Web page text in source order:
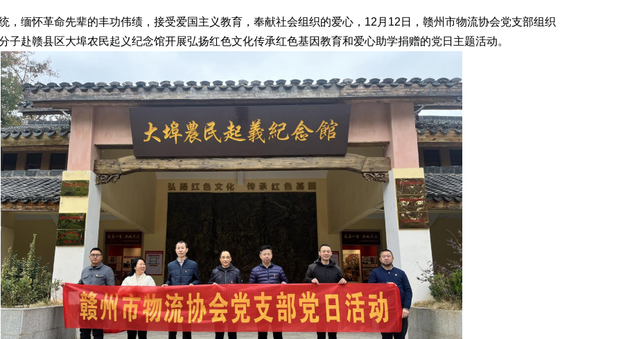
，缅怀革命先辈的丰功伟绩，接受爱国主义教育，奉献社会组织的爱心，12月12日，赣州市物流协会党支部组织
子赴赣县区大埠农民起义纪念馆开展弘扬红色文化传承红色基因教育和爱心助学捐赠的党日主题活动。